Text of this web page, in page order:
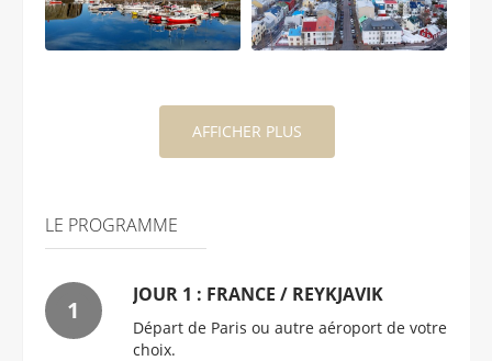
AFFICHER PLUS
LE PROGRAMME
JOUR 1 : FRANCE / REYKJAVIK
Départ de Paris ou autre aéroport de votre
choix.